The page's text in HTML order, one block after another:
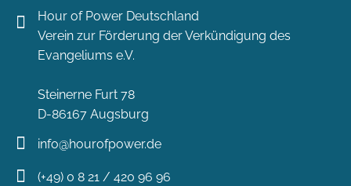
Hour of Power Deutschland
Verein zur Förderung der Verkündigung des
Evangeliums e.V.
Steinerne Furt 78
D-86167 Augsburg
info@hourofpower.de
(+49) 0 8 21 / 420 96 96